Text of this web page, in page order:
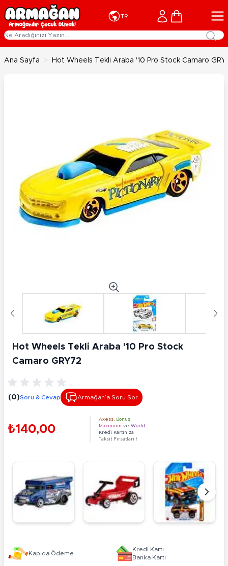
İçeriğe geç
TR Cart
Ana Sayfa > Hot Wheels Tekli Araba '10 Pro Stock Camaro
Hot Wheels Tekli Araba '10 Pro Stock
Camaro GRY72
(0)Soru & Cevap Armağan’a Soru Sor
₺140,00
Axess Bonus
Maximum ve World
Kredi Kartınıza
Taksit Fırsatları !
Kapıda Ödeme
Kredi Kartı
Banka Kartı